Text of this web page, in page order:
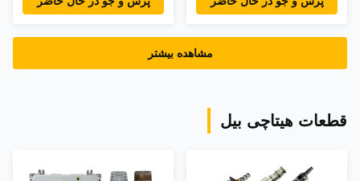
قطعات اصلی پمپ
موتور کوماتسو
مشاهده بیشتر
قطعات هیتاچی بیل